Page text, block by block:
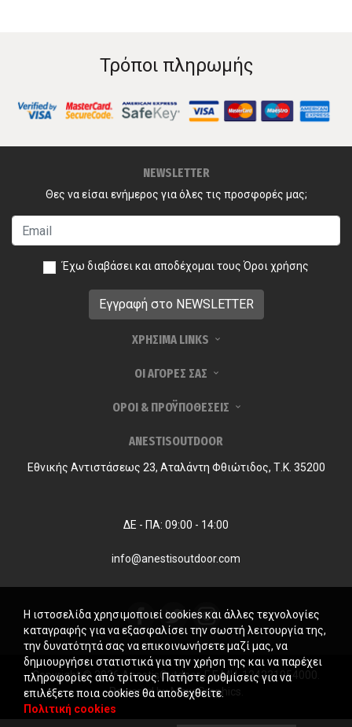
Τρόποι πληρωμής
NEWSLETTER
Θες να είσαι ενήμερος για όλες τις προσφορές μας;
Έχω διαβάσει και αποδέχομαι τους Όροι χρήσης
ΧΡΗΣΙΜΑ LINKS
ΟΙ ΑΓΟΡΕΣ ΣΑΣ
ΟΡΟΙ & ΠΡΟΫΠΟΘΕΣΕΙΣ
ANESTISOUTDOOR
Εθνικής Αντιστάσεως 23, Αταλάντη Φθιώτιδος, Τ.Κ. 35200
ΔΕ - ΠΑ: 09:00 - 14:00
info@anestisoutdoor.com
Copyright © 2026 AnestisOutdoor. Γ.Ε.ΜΗ. 124231954000.
Powered byMayaGraphics
Η ιστοσελίδα χρησιμοποιεί cookies και άλλες τεχνολογίες
καταγραφής για να εξασφαλίσει την σωστή λειτουργία της,
την δυνατότητά σας να επικοινωνήσετε μαζί μας, να
δημιουργήσει στατιστικά για την χρήση της και να παρέχει
πληροφορίες από τρίτους. Πατήστε ρυθμίσεις για να
επιλέξετε ποια cookies θα αποδεχθείτε.
Πολιτική cookies